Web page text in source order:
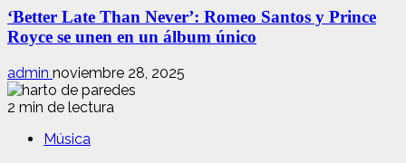
‘Better Late Than Never’: Romeo Santos y Prince
Royce se unen en un álbum único
admin noviembre 28, 2025
2 min de lectura
Música